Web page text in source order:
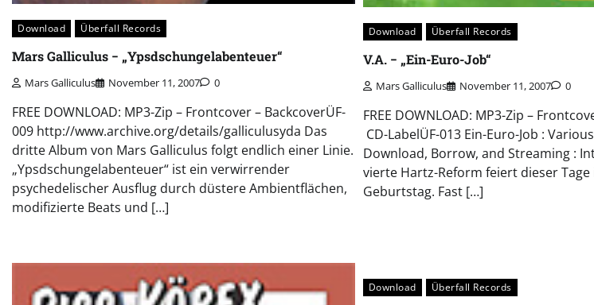
Download Überfall Records
Mars Galliculus − „Ypsdschungelabenteuer“
Mars Galliculus November 11, 2007 0
FREE DOWNLOAD: MP3-Zip – Frontcover – BackcoverÜF-
009 http://www.archive.org/details/galliculusyda Das
dritte Album von Mars Galliculus folgt endlich einer Linie.
„Ypsdschungelabenteuer“ ist ein verwirrender
psychedelischer Ausflug durch düstere Ambientflächen,
modifizierte Beats und […]
Download Überfall Records
V.A. − „Ein-Euro-Job“
Mars Galliculus November 11, 2007 0
FREE DOWNLOAD: MP3-Zip –
CD-LabelÜF-013 Ein-Euro-Job :
Download, Borrow, and Streaming :
vierte Hartz-Reform feiert dieser
Geburtstag. Fast […]
Download Überfall Records